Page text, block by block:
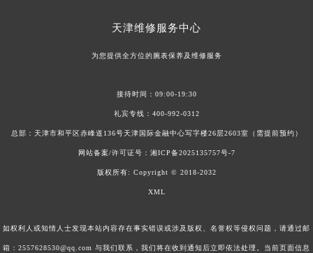
天津维修服务中心
为您提供全方位的腕表保养及维修服务
接待时间：09:00-19:30
礼宾专线： 400-992-0312
总部：天津市和平区赤峰道136号天津国际金融中心写字楼26层2603室（需提前预约）
网站备案/许可证号： 湘ICP备2025135757号-7
版权所有: Copyright © 2018-2032
XML
如权利人或知情人士发现本站内容存在事实错误或涉及版权、名誉权等侵权问题，请通过邮
箱：2557628530@qq.com 与我们联系，我们将在收到通知后立即依法处理。当前页面信息